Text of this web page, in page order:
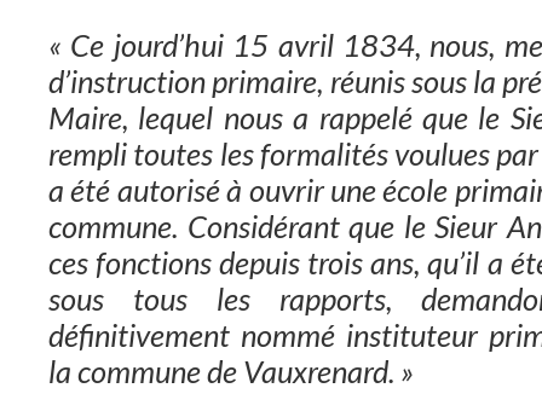
« Ce jourd’hui 15 avril 1834, nous,
d’instruction primaire, réunis sous la
Maire, lequel nous a rappelé que le
rempli toutes les formalités voulues
a été autorisé à ouvrir une école
commune. Considérant que le Sieur
ces fonctions depuis trois ans, qu’il a
sous tous les rapports,
définitivement nommé instituteur
la commune de Vauxrenard. »